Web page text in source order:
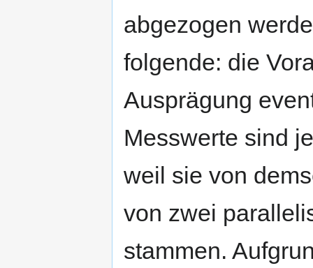
abgezogen
folgende: die
Ausprägung
Messwerte sind
weil sie von
von zwei
stammen.